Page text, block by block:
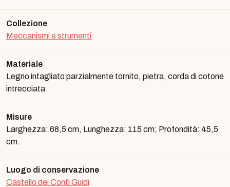
Collezione
Meccanismi e strumenti
Materiale
Legno intagliato parzialmente tornito, pietra, corda di cotone
intrecciata
Misure
Larghezza: 68,5 cm, Lunghezza: 115 cm; Profondità: 45,5
cm.
Luogo di conservazione
Castello dei Conti Guidi